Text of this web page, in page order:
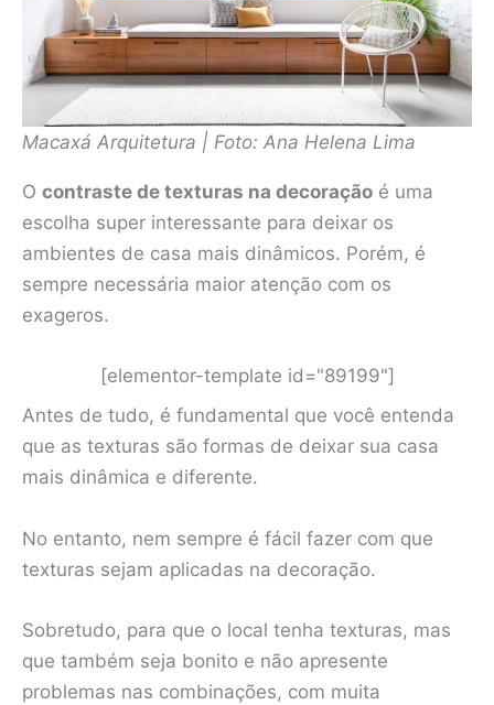
Macaxá Arquitetura | Foto: Ana Helena Lima
O contraste de texturas na decoração é uma
escolha super interessante para deixar os
ambientes de casa mais dinâmicos. Porém, é
sempre necessária maior atenção com os
exageros.
[elementor-template id="89199"]
Antes de tudo, é fundamental que você entenda
que as texturas são formas de deixar sua casa
mais dinâmica e diferente.
No entanto, nem sempre é fácil fazer com que
texturas sejam aplicadas na decoração.
Sobretudo, para que o local tenha texturas, mas
que também seja bonito e não apresente
problemas nas combinações, com muita